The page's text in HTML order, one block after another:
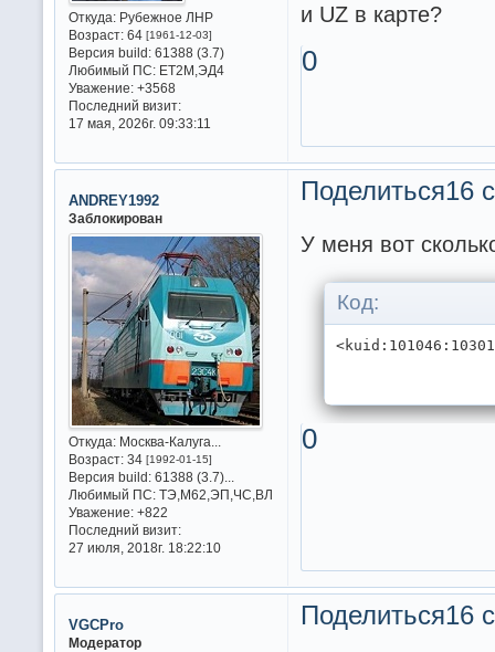
Откуда:Рубежное ЛНР
Возраст:64 [1961-12-03]
Версия build:61388 (3.7)
Любимый ПС:ET2M,ЭД4
Уважение: +3568
Последний визит:
17 мая, 2026г. 09:33:11
и UZ в карте?
0
Поделиться16
ANDREY1992
Заблокирован
Откуда:Москва-Калуга...
Возраст:34 [1992-01-15]
Версия build:61388 (3.7)...
Любимый ПС:ТЭ,М62,ЭП,ЧС,ВЛ
Уважение: +822
Последний визит:
27 июля, 2018г. 18:22:10
У меня вот
Код:
0
Поделиться16
VGCPro
Модератор